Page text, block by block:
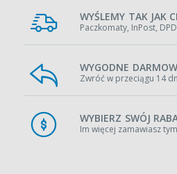
WYŚLEMY TAK JAK
Paczkomaty, InPost,
WYGODNE
Zwróć w przeciągu 14
WYBIERZ SWÓJ
Im więcej zamawiasz